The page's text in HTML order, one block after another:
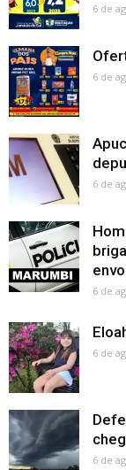
6 de
6 de
6 de
6 de
6 de
6 de